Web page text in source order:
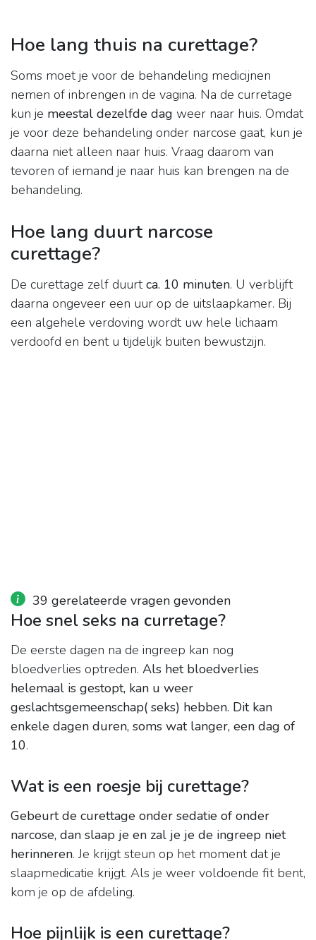
Hoe lang thuis na curettage?
Soms moet je voor de behandeling medicijnen
nemen of inbrengen in de vagina. Na de curretage
kun je meestal dezelfde dag weer naar huis. Omdat
je voor deze behandeling onder narcose gaat, kun je
daarna niet alleen naar huis. Vraag daarom van
tevoren of iemand je naar huis kan brengen na de
behandeling.
Hoe lang duurt narcose
curettage?
De curettage zelf duurtca. 10 minuten. U verblijft
daarna ongeveer een uur op de uitslaapkamer. Bij
een algehele verdoving wordt uw hele lichaam
verdoofd en bent u tijdelijk buiten bewustzijn.
39 gerelateerde vragen gevonden
Hoe snel seks na curretage?
De eerste dagen na de ingreep kan nog
bloedverlies optreden. Als het bloedverlies
helemaal is gestopt, kan u weer
geslachtsgemeenschap( seks) hebben. Dit kan
enkele dagen duren, soms wat langer, een dag of
10.
Wat is een roesje bij curettage?
Gebeurt de curettage onder sedatie of onder
narcose, dan slaap je en zal je je de ingreep niet
herinneren. Je krijgt steun op het moment dat je
slaapmedicatie krijgt. Als je weer voldoende fit bent,
kom je op de afdeling.
Hoe pijnlijk is een curettage?